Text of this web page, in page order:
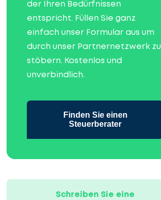
der Ihren Bedürfnissen
entspricht. Füllen Sie ganz
einfach unser Formular aus um
durch unser Partnernetzwerk zu
stöbern. Kostenlos und
unverbindlich.
Finden Sie einen
Steuerberater
Schreiben Sie eine